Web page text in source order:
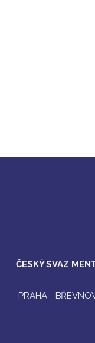
ČESKÝ SVAZ
PRAHA -